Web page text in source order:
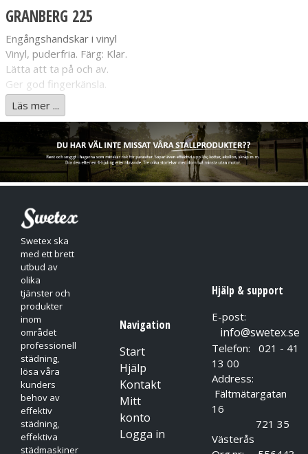
GRANBERG 225
Engångshandskar i vinyl
Vinyl, puderfria. Färg: Klar.
Lätta att ta på och av.
Ger god fingerkänsla.
Silikonfria.
Godkända för hantering av livsmedel, dock ej feta livsmedel
(EN 1186).
Vikt 4,5 ± 0,3 g.
Lämpliga för:
Arbete inom horeca, livsmedelsindustri, butik, samt rengöring
utan kemikalier.
Viktigt:
Ska inte användas i direkt kontakt med feta livsmedel. Vid
hantering av feta livsmedel, använd Granberg®
engångshandskar av nitril.
Läs mer ...
Swetex ska
med ett brett
utbud av
olika
tjänster och
produkter
inom
området
professionell
städning,
lösa våra
kunders
behov av
effektiv
städning,
effektiva
städmaskiner
Navigation
Start
Hjälp
Kontakt
Mitt
konto
Logga in
Hjälp & support
E-post:
info@swetex.se
Telefon: 021 - 41
13 00
Address:
Fältmätargatan
16
721 35
Västerås